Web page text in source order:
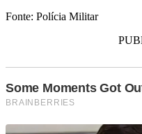
Fonte: Polícia Militar